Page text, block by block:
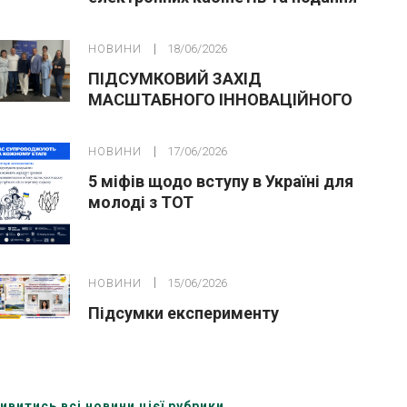
НОВИНИ 18/06/2026
ПІДСУМКОВИЙ ЗАХІД
МАСШТАБНОГО ІННОВАЦІЙНОГО
НОВИНИ 17/06/2026
5 міфів щодо вступу в Україні для
молоді з ТОТ
НОВИНИ 15/06/2026
Підсумки експерименту